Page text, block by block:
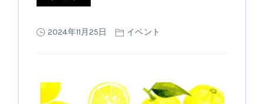
2024年11月25日 イベント